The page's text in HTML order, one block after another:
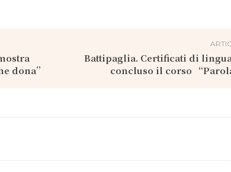
dona”
Battipaglia. Certificati di
concluso il corso